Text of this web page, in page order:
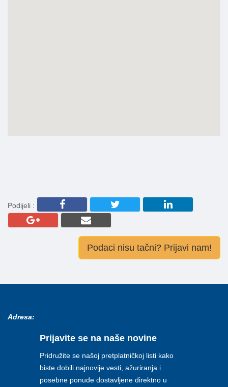
Podijeli :
Podaci nisu tačni? Prijavi nam!
Adresa:
Prijavite se na naše novine
Pridružite se našoj pretplatničkoj listi kako
biste dobili najnovije vesti, ažuriranja i
posebne ponude dostavljene direktno u